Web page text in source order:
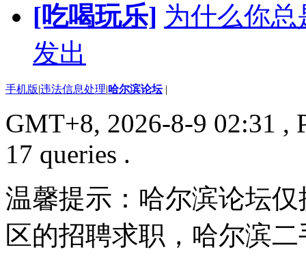
[吃喝玩乐] 为什么你
发出
手机版|违法信息处理|哈尔滨论坛 |
GMT+8, 2026-8-9 02:31 ,
17 queries .
温馨提示：哈尔滨论坛
区的招聘求职，哈尔滨